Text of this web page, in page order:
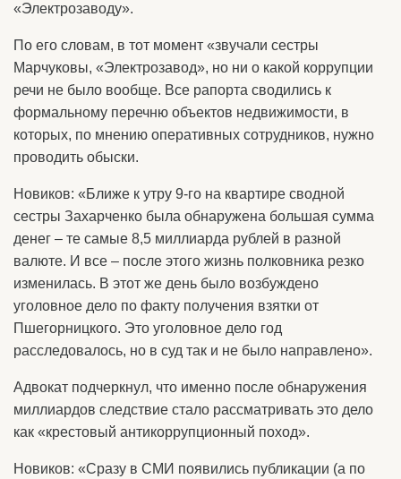
«Электрозаводу».
По его словам, в тот момент «звучали сестры
Марчуковы, «Электрозавод», но ни о какой коррупции
речи не было вообще. Все рапорта сводились к
формальному перечню объектов недвижимости, в
которых, по мнению оперативных сотрудников, нужно
проводить обыски.
Новиков: «Ближе к утру 9-го на квартире сводной
сестры Захарченко была обнаружена большая сумма
денег – те самые 8,5 миллиарда рублей в разной
валюте. И все – после этого жизнь полковника резко
изменилась. В этот же день было возбуждено
уголовное дело по факту получения взятки от
Пшегорницкого. Это уголовное дело год
расследовалось, но в суд так и не было направлено».
Адвокат подчеркнул, что именно после обнаружения
миллиардов следствие стало рассматривать это дело
как «крестовый антикоррупционный поход».
Новиков: «Сразу в СМИ появились публикации (а по